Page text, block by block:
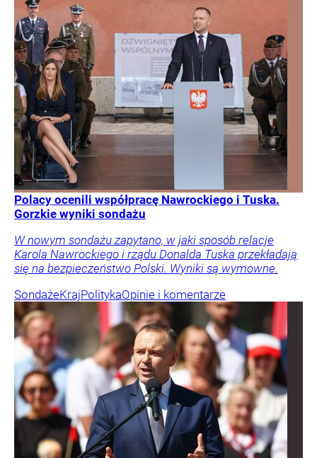
Polacy ocenili współpracę Nawrockiego i Tuska.
Gorzkie wyniki sondażu
W nowym sondażu zapytano, w jaki sposób relacje
Karola Nawrockiego i rządu Donalda Tuska przekładają
się na bezpieczeństwo Polski. Wyniki są wymowne.
SondażeKrajPolitykaOpinie i komentarze